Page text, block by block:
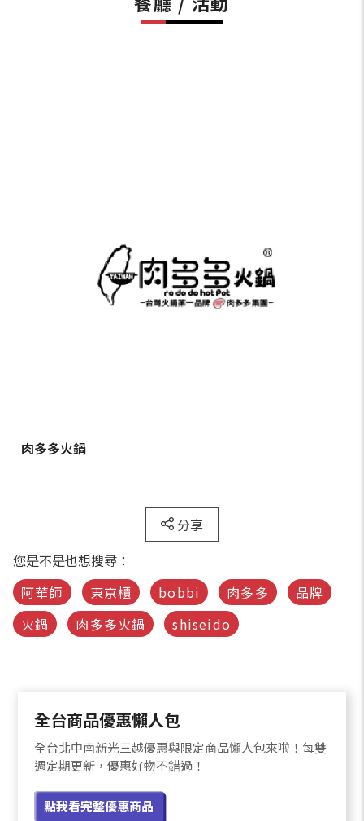
肉多多火鍋
分享
您是不是也想搜尋：
阿華師
東京櫃 bobbi 肉多多
品牌
火鍋
肉多多火鍋 shiseido
全台商品優惠懶人包
全台北中南新光三越優惠與限定商品懶人包來啦！每雙
週定期更新，優惠好物不錯過！
點我看完整優惠商品